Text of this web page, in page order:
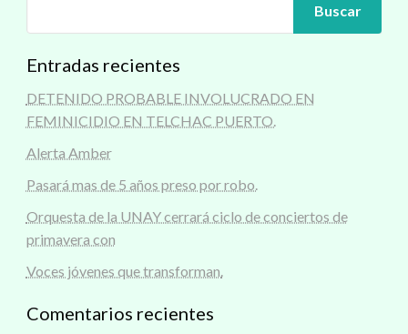
Buscar
Entradas recientes
DETENIDO PROBABLE INVOLUCRADO EN
FEMINICIDIO EN TELCHAC PUERTO.
Alerta Amber
Pasará mas de 5 años preso por robo.
Orquesta de la UNAY cerrará ciclo de conciertos de
primavera con
Voces jóvenes que transforman.
Comentarios recientes